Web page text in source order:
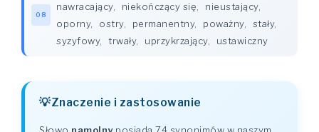
08
nawracający, niekończący się nieustający,
oporny, ostry, permanentny, poważny, stały,
syzyfowy, trwały, uprzykrzający, ustawiczny
Znaczenie i zastosowanie